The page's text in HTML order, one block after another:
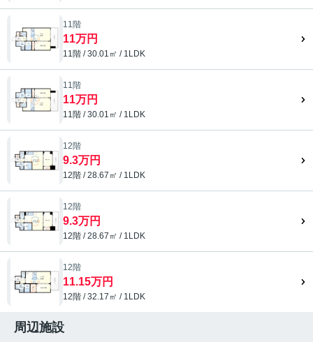
11階
11万円
11階 / 30.01㎡ / 1LDK
11階
11万円
11階 / 30.01㎡ / 1LDK
12階
9.3万円
12階 / 28.67㎡ / 1LDK
12階
9.3万円
12階 / 28.67㎡ / 1LDK
12階
11.15万円
12階 / 32.17㎡ / 1LDK
周辺施設